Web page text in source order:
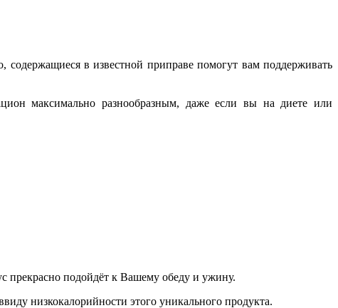
в известной приправе помогут вам поддерживать
максимально разнообразным, даже если вы на диете или
прекрасно подойдёт к Вашему обеду и ужину.
низкокалорийности этого уникального продукта.